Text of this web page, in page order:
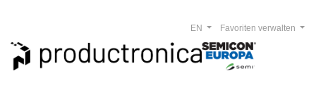
Favoriten verwalten
EN